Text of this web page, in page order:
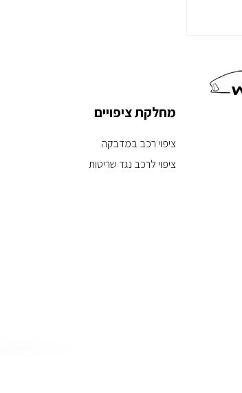
מחלקת ציפויים
ציפוי רכב במדבקה
ציפוי לרכב נגד שריטות